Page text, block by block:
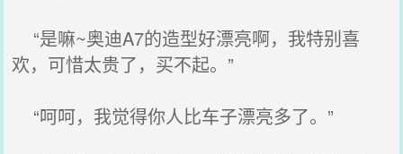
“是嘛~奥迪A7的造型好漂亮啊，我特别喜
欢，可惜太贵了，买不起。”
“呵呵，我觉得你人比车子漂亮多了。”